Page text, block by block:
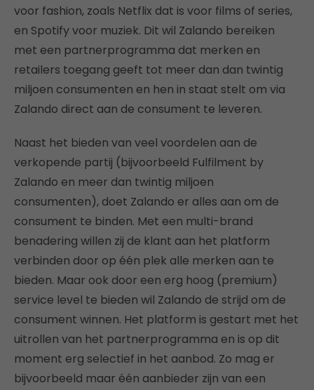
voor fashion, zoals Netflix dat is voor films of series,
en Spotify voor muziek. Dit wil Zalando bereiken
met een partnerprogramma dat merken en
retailers toegang geeft tot meer dan dan twintig
miljoen consumenten en hen in staat stelt om via
Zalando direct aan de consument te leveren.
Naast het bieden van veel voordelen aan de
verkopende partij (bijvoorbeeld Fulfilment by
Zalando en meer dan twintig miljoen
consumenten), doet Zalando er alles aan om de
consument te binden. Met een multi-brand
benadering willen zij de klant aan het platform
verbinden door op één plek alle merken aan te
bieden. Maar ook door een erg hoog (premium)
service level te bieden wil Zalando de strijd om de
consument winnen. Het platform is gestart met het
uitrollen van het partnerprogramma en is op dit
moment erg selectief in het aanbod. Zo mag er
bijvoorbeeld maar één aanbieder zijn van een